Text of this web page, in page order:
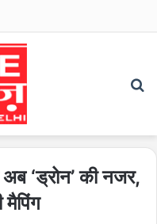
‘ड्रोन’ की नजर,
मैपिंग